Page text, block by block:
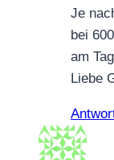
Je
bei
am
Liebe